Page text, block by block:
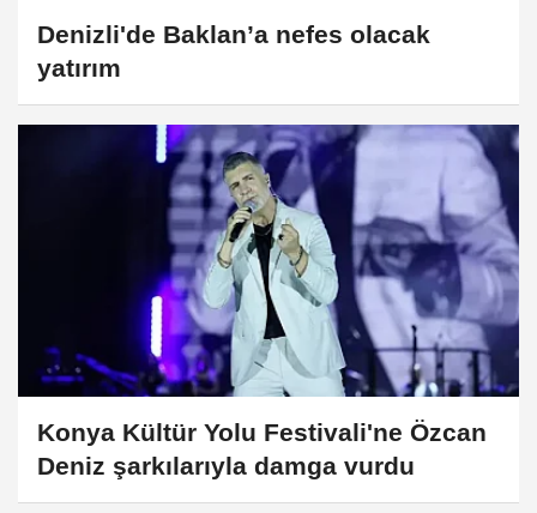
Denizli'de Baklan’a nefes olacak
yatırım
Konya Kültür Yolu Festivali'ne Özcan
Deniz şarkılarıyla damga vurdu